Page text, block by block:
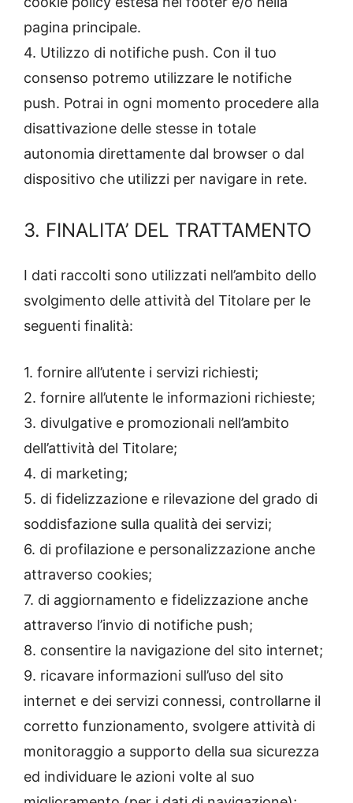
pagina principale.
4. Utilizzo di notifiche push. Con il tuo
consenso potremo utilizzare le notifiche
push. Potrai in ogni momento procedere alla
disattivazione delle stesse in totale
autonomia direttamente dal browser o dal
dispositivo che utilizzi per navigare in rete.
3. FINALITA’ DEL TRATTAMENTO
I dati raccolti sono utilizzati nell’ambito dello
svolgimento delle attività del Titolare per le
seguenti finalità:
1. fornire all’utente i servizi richiesti;
2. fornire all’utente le informazioni richieste;
3. divulgative e promozionali nell’ambito
dell’attività del Titolare;
4. di marketing;
5. di fidelizzazione e rilevazione del grado di
soddisfazione sulla qualità dei servizi;
6. di profilazione e personalizzazione anche
attraverso cookies;
7. di aggiornamento e fidelizzazione anche
attraverso l’invio di notifiche push;
8. consentire la navigazione del sito internet;
9. ricavare informazioni sull’uso del sito
internet e dei servizi connessi, controllarne il
corretto funzionamento, svolgere attività di
monitoraggio a supporto della sua sicurezza
ed individuare le azioni volte al suo